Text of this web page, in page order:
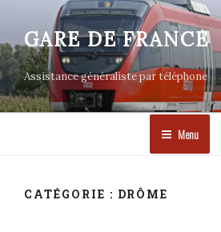
contenu
principal
GARE DE FRANCE
Assistance généraliste par téléphone
Menu
CATÉGORIE : DRÔME